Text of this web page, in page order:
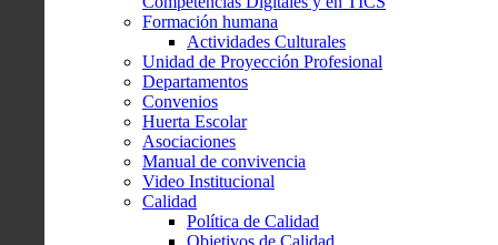
Formación humana
Actividades Culturales
Unidad de Proyección Profesional
Departamentos
Convenios
Huerta Escolar
Asociaciones
Manual de convivencia
Video Institucional
Calidad
Política de Calidad
Objetivos de Calidad